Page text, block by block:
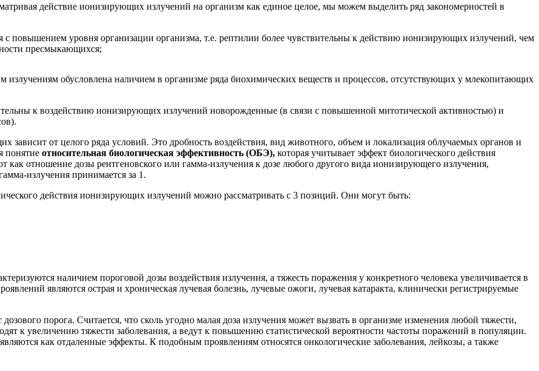
действие ионизирующих излучений на организм как единое целое, мы можем выделить ряд закономерностей в
повышением уровня организации организма, т.е. рептилии более чувствительны к действию ионизирующих излучений, чем
пресмыкающихся;
обусловлена наличием в организме ряда биохимических веществ и процессов, отсутствующих у млекопитающих
к воздействию ионизирующих излучений новорожденные (в связи с повышенной митотической активностью) и
от целого ряда условий. Это дробность воздействия, вид животного, объем и локализация облучаемых органов и
понятие относительная биологическая эффективность (ОБЭ), которая учитывает эффект биологического действия
отношение дозы рентгеновского или гамма-излучения к дозе любого другого вида ионизирующего излучения,
излучения принимается за 1.
действия ионизирующих излучений можно рассматривать с 3 позиций. Они могут быть:
наличием пороговой дозы воздействия излучения, а тяжесть поражения у конкретного человека увеличивается в
являются острая и хроническая лучевая болезнь, лучевые ожоги, лучевая катаракта, клинически регистрируемые
порога. Считается, что сколь угодно малая доза излучения может вызвать в организме изменения любой тяжести,
к увеличению тяжести заболевания, а ведут к повышению статистической вероятности частоты поражений в популяции.
как отдаленные эффекты. К подобным проявлениям относятся онкологические заболевания, лейкозы, а также